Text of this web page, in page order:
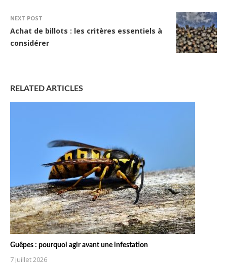
NEXT POST
Achat de billots : les critères essentiels à
considérer
RELATED ARTICLES
Guêpes : pourquoi agir avant une infestation
7 juillet 2026